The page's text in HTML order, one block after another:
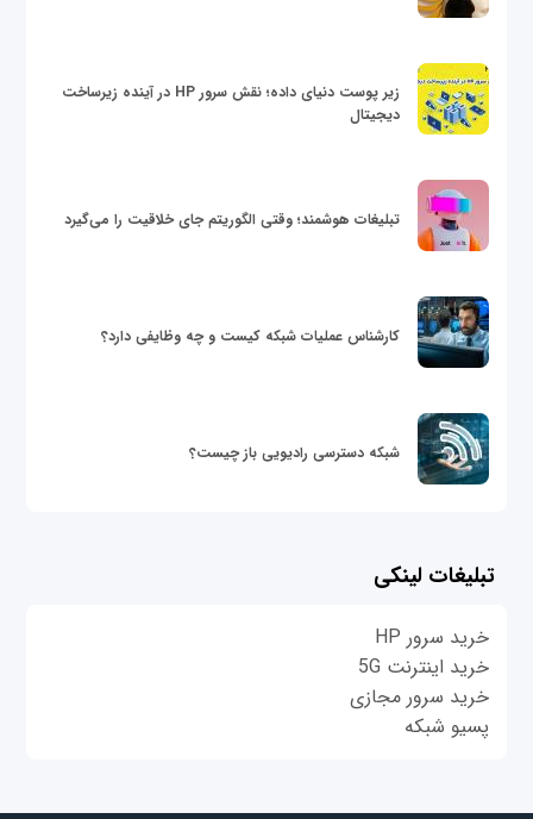
زیر پوست دنیای داده؛ نقش سرور HP در آینده زیرساخت
دیجیتال
تبلیغات هوشمند؛ وقتی الگوریتم جای خلاقیت را می‌گیرد
کارشناس عملیات شبکه کیست و چه وظایفی دارد؟
شبکه دسترسی رادیویی باز چیست؟
تبلیغات لینکی
خرید سرور HP
خرید اینترنت 5G
خرید سرور مجازی
پسیو شبکه